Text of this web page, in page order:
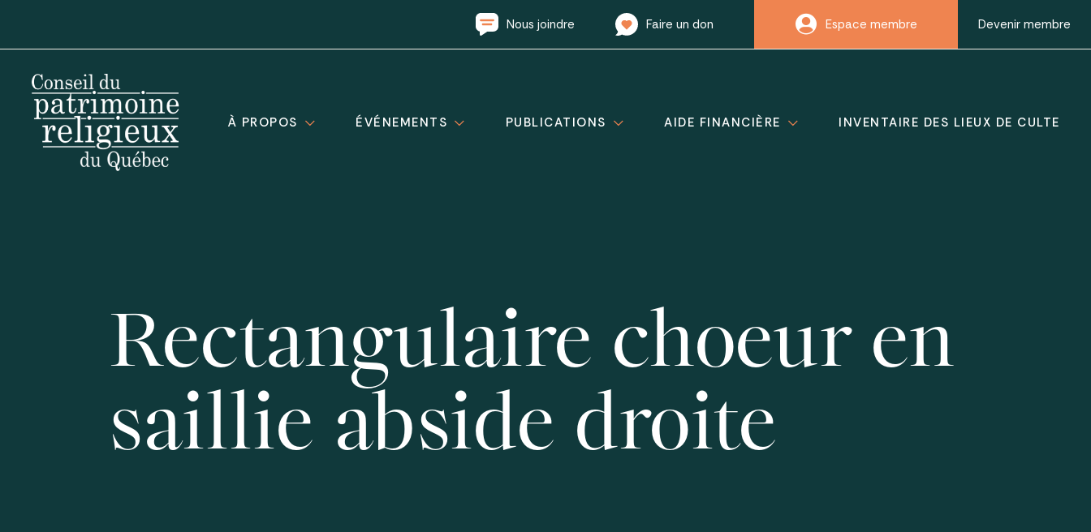
Nous joindre Faire un don Espace membre Devenir membre
À PROPOS ÉVÉNEMENTS PUBLICATIONS AIDE FINANCIÈRE INVENTAIRE DES LIEUX DE CULTE
Rectangulaire choeur en
saillie abside droite